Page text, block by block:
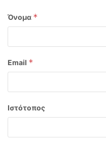
Όνομα *
Email *
Ιστότοπος